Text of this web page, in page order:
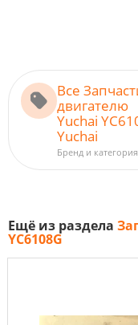
Все
двигателю
Yuchai
Yuchai
Бренд и категория
Ещё из раздела
YC6108G